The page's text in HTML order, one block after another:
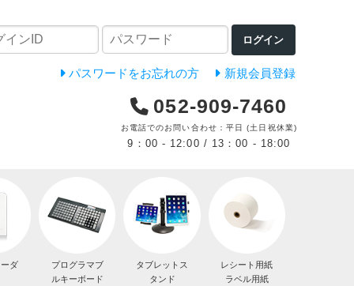
ログイン
パスワードをお忘れの方 新規会員登録
052-909-7460
お電話でのお問い合わせ：平日 (土日祝休業)
9：00 - 12:00 / 13：00 - 18:00
ダ
プログラマブ
ルキーボード
タブレットス
タンド
レシート用紙
ラベル用紙